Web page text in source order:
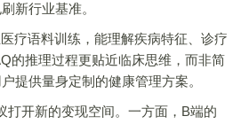
新行业基准。
语料训练，能理解疾病特征、诊疗
的推理过程更贴近临床思维，而非简
提供量身定制的健康管理方案。
开新的变现空间。一方面，B端的